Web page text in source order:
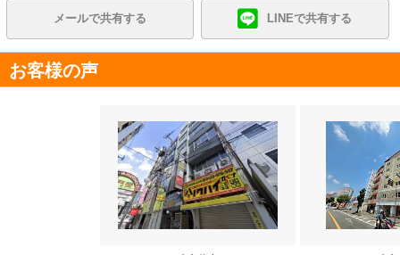
メールで共有する LINEで共有する
お客様の声